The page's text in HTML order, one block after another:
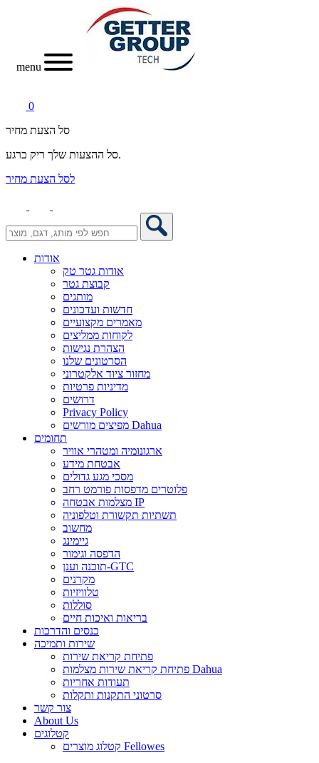
menu
0
סל הצעת מחיר
סל ההצעות שלך ריק כרגע.
לסל הצעת מחיר
אודות
אודות גטר טק
קבוצת גטר
מותגים
חדשות ועדכונים
מאמרים מקצועיים
לקוחות ממליצים
הצהרת נגישות
הסרטונים שלנו
מחזור ציוד אלקטרוני
מדיניות פרטיות
דרושים
Privacy Policy
מפיצים מורשים Dahua
תחומים
ארגונומיה ומטהרי אוויר
אבטחת מידע
מסכי מגע גדולים
פלוטרים מדפסות פורמט רחב
מצלמות אבטחה IP
תשתיות תקשורת וטלפוניה
מחשוב
גיימינג
הדפסה וגימור
תוכנה וענן-GTC
מקרנים
טלוויזיות
סוללות
בריאות ואיכות חיים
כנסים והדרכות
שירות ותמיכה
פתיחת קריאת שירות
פתיחת קריאת שירות מצלמות Dahua
תעודות אחריות
סרטוני התקנות ותקלות
צור קשר
About Us
קטלוגים
קטלוג מוצרים Fellowes